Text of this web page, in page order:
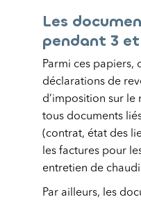
Les
pendant 3 et
Parmi ces papiers,
déclarations de
d’imposition sur le
tous documents
(contrat, état des
les factures pour
entretien de
Par ailleurs, les